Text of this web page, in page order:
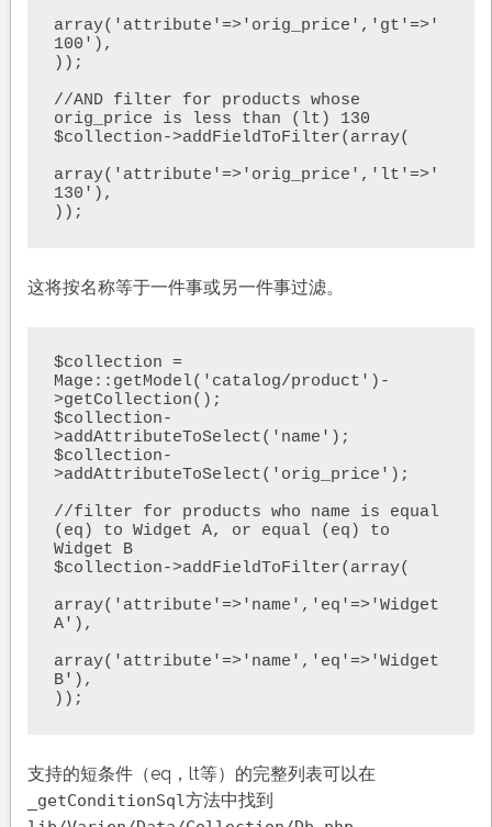
array('attribute'=>'orig_price','gt'=>'
100'),
));
//AND filter for products whose
orig_price is less than (lt) 130
$collection->addFieldToFilter(array(
array('attribute'=>'orig_price','lt'=>'
130'),
));
这将按名称等于一件事或另一件事过滤。
$collection =
Mage::getModel('catalog/product')-
>getCollection();
$collection-
>addAttributeToSelect('name');
$collection-
>addAttributeToSelect('orig_price');
//filter for products who name is equal
(eq) to Widget A, or equal (eq) to
Widget B
$collection->addFieldToFilter(array(
array('attribute'=>'name','eq'=>'Widget
A'),
array('attribute'=>'name','eq'=>'Widget
B'),
));
支持的短条件（eq，lt等）的完整列表可以在
_getConditionSql方法中找到